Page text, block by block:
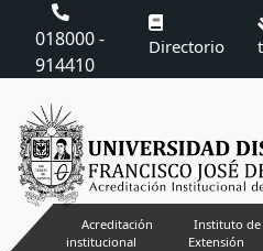
018000 -
914410
Directorio
Acreditación
institucional
Instituto de
Extensión